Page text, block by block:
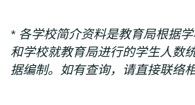
* 各学校简介资料是教育局根据
和学校就教育局进行的学生人数
据编制。如有查询，请直接联络